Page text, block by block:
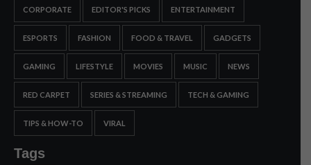
CORPORATE EDITOR'S PICKS ENTERTAINMENT
ESPORTS FASHION FOOD & TRAVEL GADGETS
GAMING LIFESTYLE MOVIES MUSIC NEWS
RED CARPET SERIES & STREAMING TECH & GAMING
TIPS & HOW-TO VIRAL
Tags